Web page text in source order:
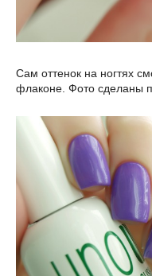
Сам оттенок на ногтях
флаконе. Фото сделаны